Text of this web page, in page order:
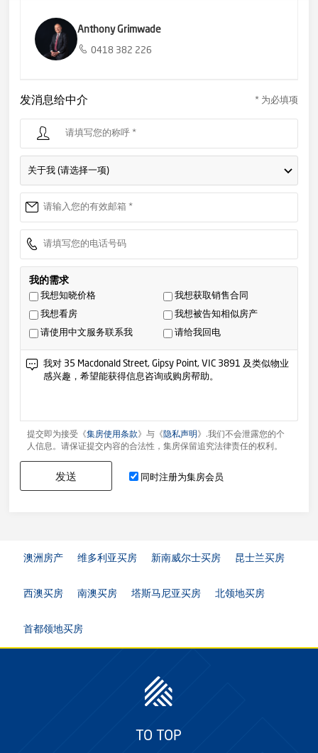
Anthony Grimwade
0418 382 226
发消息给中介 * 为必填项
关于我 (请选择一项)
我的需求
我想知晓价格
我想获取销售合同
我想看房
我想被告知相似房产
请使用中文服务联系我
请给我回电
提交即为接受《集房使用条款》与《 隐私声明 》.我们不会泄露您的个
人信息。请保证提交内容的合法性，集房保留追究法律责任的权利。
发送 同时注册为集房会员
澳洲房产 维多利亚买房 新南威尔士买房 昆士兰买房
西澳买房 南澳买房 塔斯马尼亚买房 北领地买房
首都领地买房
TO TOP